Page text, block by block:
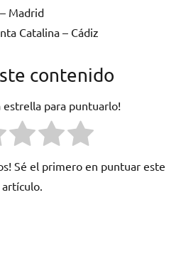
Madrid
Catalina – Cádiz
contenido
estrella para puntuarlo!
Sé el primero en puntuar este
artículo.